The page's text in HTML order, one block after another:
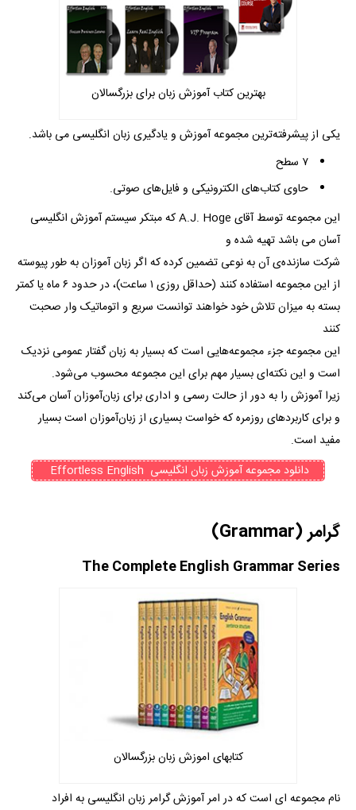
بهترین کتاب آموزش زبان برای بزرگسالان
یکی از پیشرفته‌ترین مجموعه آموزش و یادگیری زبان انگلیسی می باشد.
۷ سطح
حاوی کتاب‌های الکترونیکی و فایل‌های صوتی.
این مجموعه توسط آقای A.J. Hoge که مبتکر سیستم آموزش انگلیسی
آسان می باشد تهیه شده و
شرکت سازنده‌ی آن به نوعی تضمین کرده که اگر زبان آموزان به طور پیوسته
از این مجموعه استفاده کنند (حداقل روزی ۱ ساعت)، در حدود ۶ ماه یا کمتر
بسته به میزان تلاش خود خواهند توانست سریع و اتوماتیک وار صحبت
کنند
این مجموعه جزء مجموعه‌هایی است که بسیار به زبان گفتار عمومی نزدیک
است و این نکته‌ای بسیار مهم برای این مجموعه محسوب می‌شود.
زیرا آموزش را به دور از حالت رسمی و اداری برای زبان‌آموزان آسان می‌کند
و برای کاربرد‌های روزمره که خواست بسیاری از زبان‌آموزان است بسیار
مفید است.
دانلود مجموعه آموزش زبان انگلیسی Effortless English
گرامر (Grammar)
The Complete English Grammar Series
کتابهای اموزش زبان بزرگسالان
نام مجموعه ای است که در امر آموزش گرامر زبان انگلیسی به افراد